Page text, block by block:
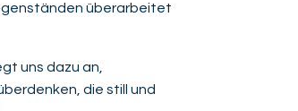
überarbeitet
uns dazu an,
die still und